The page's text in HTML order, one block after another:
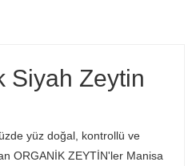
Siyah Zeytin
yüz doğal, kontrollü ve
ORGANİK ZEYTİN'ler Manisa